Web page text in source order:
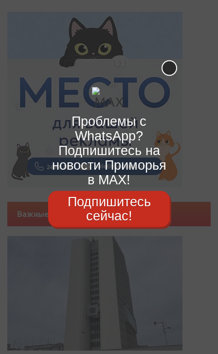
Важные новости
Проблемы с
WhatsApp?
Подпишитесь на
новости Приморья
в MAX!
Подпишитесь
сейчас!